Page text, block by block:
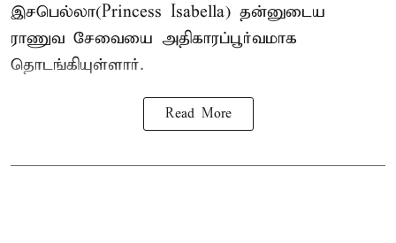
இசபெல்லா(Princess Isabella) தன்னுடைய
ராணுவ சேவையை அதிகாரப்பூர்வமாக
தொடங்கியுள்ளார்.
Read More